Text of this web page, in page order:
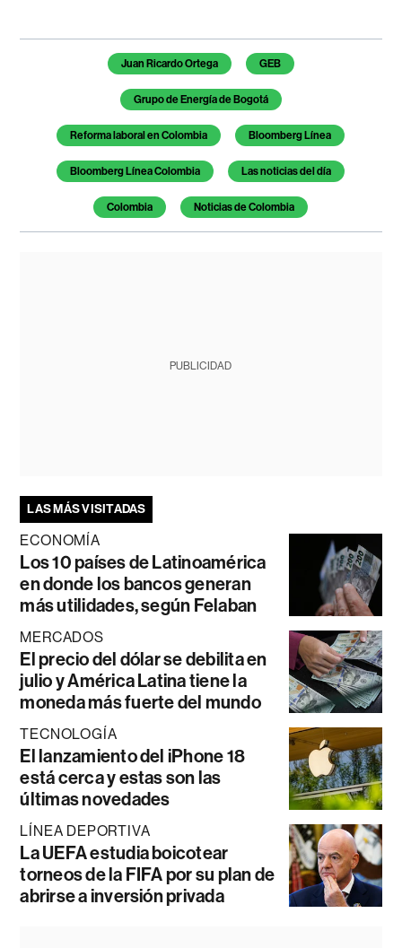
Temas de este artículo
Juan Ricardo Ortega GEB
Grupo de Energía de Bogotá
Reforma laboral en Colombia Bloomberg Línea
Bloomberg Línea Colombia Las noticias del día
Colombia Noticias de Colombia
PUBLICIDAD
LAS MÁS VISITADAS
ECONOMÍA
Los 10 países de Latinoamérica
en donde los bancos generan
más utilidades, según Felaban
MERCADOS
El precio del dólar se debilita en
julio y América Latina tiene la
moneda más fuerte del mundo
TECNOLOGÍA
El lanzamiento del iPhone 18
está cerca y estas son las
últimas novedades
LÍNEA DEPORTIVA
La UEFA estudia boicotear
torneos de la FIFA por su plan de
abrirse a inversión privada